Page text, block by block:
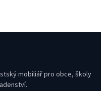
mobiliář pro obce, školy